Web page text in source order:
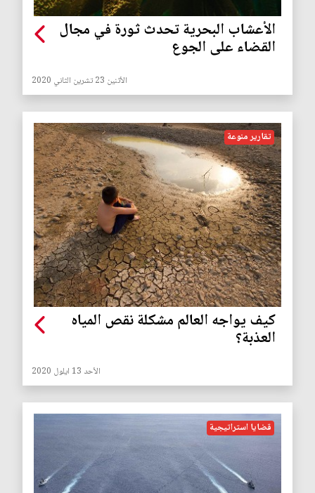
الأعشاب البحرية تحدث ثورة في مجال
القضاء على الجوع
الأثنين 23 تشرين الثاني 2020
تقارير منوعة
كيف يواجه العالم مشكلة نقص المياه
العذبة؟
الأحد 13 ايلول 2020
قضايا استراتيجية